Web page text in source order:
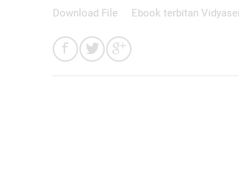
Download File Ebook terbitan